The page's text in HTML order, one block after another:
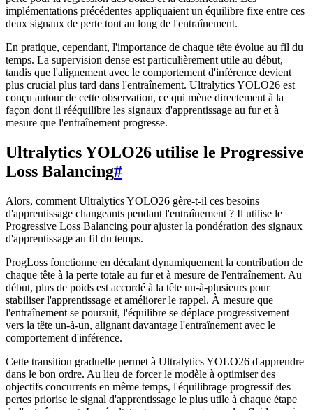
implémentations précédentes appliquaient un équilibre fixe entre ces
deux signaux de perte tout au long de l'entraînement.
En pratique, cependant, l'importance de chaque tête évolue au fil du
temps. La supervision dense est particulièrement utile au début,
tandis que l'alignement avec le comportement d'inférence devient
plus crucial plus tard dans l'entraînement. Ultralytics YOLO26 est
conçu autour de cette observation, ce qui mène directement à la
façon dont il rééquilibre les signaux d'apprentissage au fur et à
mesure que l'entraînement progresse.
Ultralytics YOLO26 utilise le Progressive
Loss Balancing#
Alors, comment Ultralytics YOLO26 gère-t-il ces besoins
d'apprentissage changeants pendant l'entraînement ? Il utilise le
Progressive Loss Balancing pour ajuster la pondération des signaux
d'apprentissage au fil du temps.
ProgLoss fonctionne en décalant dynamiquement la contribution de
chaque tête à la perte totale au fur et à mesure de l'entraînement. Au
début, plus de poids est accordé à la tête un-à-plusieurs pour
stabiliser l'apprentissage et améliorer le rappel. À mesure que
l'entraînement se poursuit, l'équilibre se déplace progressivement
vers la tête un-à-un, alignant davantage l'entraînement avec le
comportement d'inférence.
Cette transition graduelle permet à Ultralytics YOLO26 d'apprendre
dans le bon ordre. Au lieu de forcer le modèle à optimiser des
objectifs concurrents en même temps, l'équilibrage progressif des
pertes priorise le signal d'apprentissage le plus utile à chaque étape